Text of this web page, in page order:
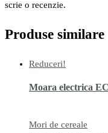
scrie o recenzie.
Produse similare
Reduceri!
Moara electrica
Mori de cereale